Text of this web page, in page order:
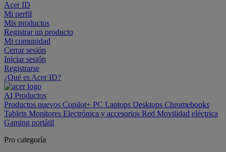
Acer ID
Mi perfil
Mis productos
Registrar un producto
Mi comunidad
Cerrar sesión
Iniciar sesión
Registrarse
¿Qué es Acer ID?
AI Productos
Productos nuevos Copilot+ PC Laptops Desktops Chromebooks
Tablets Monitores Electrónica y accesorios Red Movilidad eléctrica
Gaming portátil
Pro categoría